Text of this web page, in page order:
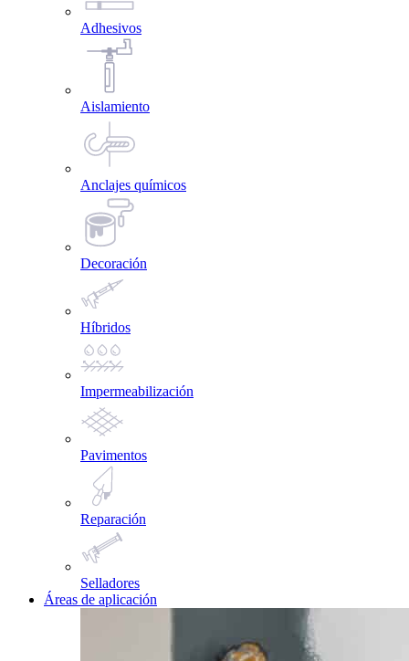
Adhesivos
Aislamiento
Anclajes químicos
Decoración
Híbridos
Impermeabilización
Pavimentos
Reparación
Selladores
Áreas de aplicación